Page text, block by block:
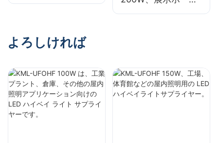
館などの屋内照明用
ル、体育館などの屋
よろしければ